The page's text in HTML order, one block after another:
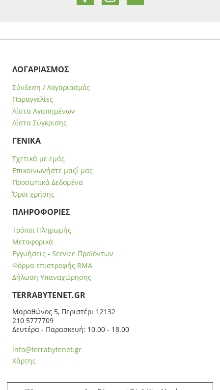
ΛΟΓΑΡΙΑΣΜΟΣ
Σύνδεση / Λογαριασμός
Παραγγελίες
Λίστα Αγαπημένων
Λίστα Σύγκρισης
ΓΕΝΙΚΑ
Σχετικά με εμάς
Επικοινωνήστε μαζί μας
Προσωπικά Δεδομένα
Όροι χρήσης
ΠΛΗΡΟΦΟΡΙΕΣ
Τρόποι Πληρωμής
Μεταφορικά
Εγγυήσεις - Service Προϊόντων
Φόρμα επιστροφής RMA
Δήλωση Υπαναχώρησης
ΤERRABYTENET.GR
Μαραθώνος 5, Περιστέρι 12132
210 5777709
Δευτέρα - Παρασκευή: 10.00 - 18.00
info@terrabytenet.gr
Χάρτης